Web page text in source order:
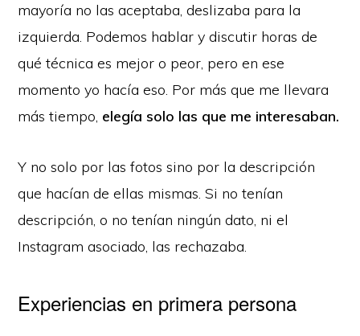
mayoría no las aceptaba, deslizaba para la
izquierda. Podemos hablar y discutir horas de
qué técnica es mejor o peor, pero en ese
momento yo hacía eso. Por más que me llevara
más tiempo, elegía solo las que me interesaban.
Y no solo por las fotos sino por la descripción
que hacían de ellas mismas. Si no tenían
descripción, o no tenían ningún dato, ni el
Instagram asociado, las rechazaba.
Experiencias en primera persona